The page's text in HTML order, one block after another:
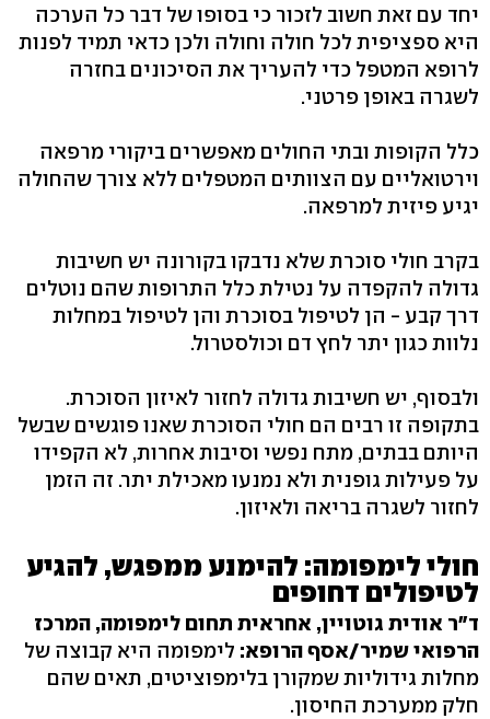
יחד עם זאת חשוב לזכור כי בסופו של דבר כל הערכה
היא ספציפית לכל חולה וחולה ולכן כדאי תמיד לפנות
לרופא המטפל כדי להעריך את הסיכונים בחזרה
לשגרה באופן פרטני.
כלל הקופות ובתי החולים מאפשרים ביקורי מרפאה
וירטואליים עם הצוותים המטפלים ללא צורך שהחולה
יגיע פיזית למרפאה.
בקרב חולי סוכרת שלא נדבקו בקורונה יש חשיבות
גדולה להקפדה על נטילת כלל התרופות שהם נוטלים
דרך קבע - הן לטיפול בסוכרת והן לטיפול במחלות
נלוות כגון יתר לחץ דם וכולסטרול.
ולבסוף, יש חשיבות גדולה לחזור לאיזון הסוכרת.
בתקופה זו רבים הם חולי הסוכרת שאנו פוגשים שבשל
היותם בבתים, מתח נפשי וסיבות אחרות, לא הקפידו
על פעילות גופנית ולא נמנעו מאכילת יתר. זה הזמן
לחזור לשגרה בריאה ולאיזון.
חולי לימפומה: להימנע ממפגש, להגיע
לטיפולים דחופים
ד"ר אודית גוטויין, אחראית תחום לימפומה, המרכז
הרפואי שמיר/אסף הרופא: לימפומה היא קבוצה של
מחלות גידוליות שמקורן בלימפוציטים, תאים שהם
חלק ממערכת החיסון.